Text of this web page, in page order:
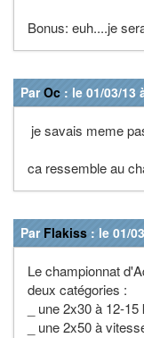
Bonus: euh....je
ParOc : le 01/03/13
je savais meme
ca ressemble au
Par Flakiss : le 01/
Le championnat
deux catégories :
_ une 2x30 à 12-
_ une 2x50 à